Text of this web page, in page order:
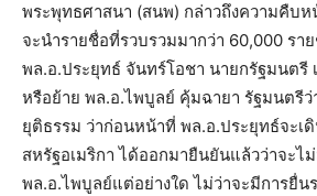
พระพุทธศาสนา (สนพ) กล่าวถึงความคืบ
จะนำรายชื่อที่รวบรวมมากว่า 60,000 รา
พล.อ.ประยุทธ์ จันทร์โอชา นายกรัฐมนตรี
หรือย้าย พล.อ.ไพบูลย์ คุ้มฉายา รัฐมนตรีว่
ยุติธรรม ว่าก่อนหน้าที่ พล.อ.ประยุทธ์จะเ
สหรัฐอเมริกา ได้ออกมายืนยันแล้วว่าจะไ
พล.อ.ไพบูลย์แต่อย่างใด ไม่ว่าจะมีการยื่น